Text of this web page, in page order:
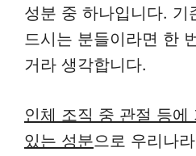
성분 중 하나입니다. 기
드시는 분들이라면 한
거라 생각합니다.
인체 조직 중 관절 등에
있는 성분으로 우리나